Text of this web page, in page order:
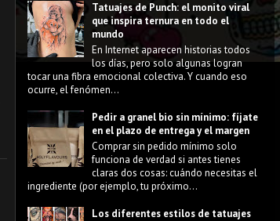
Tatuajes de Punch: el monito viral
que inspira ternura en todo el
mundo
En Internet aparecen historias todos
los días, pero solo algunas logran
tocar una fibra emocional colectiva. Y cuando eso
ocurre, el fenómen...
Pedir a granel bio sin mínimo: fíjate
en el plazo de entrega y el margen
Comprar sin pedido mínimo solo
funciona de verdad si antes tienes
claras dos cosas: cuándo necesitas el
ingrediente (por ejemplo, tu próximo...
Los diferentes estilos de tatuajes